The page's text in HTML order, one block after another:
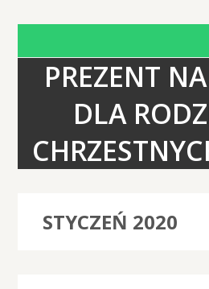
PREZENT
DLA
STYCZEŃ 2020